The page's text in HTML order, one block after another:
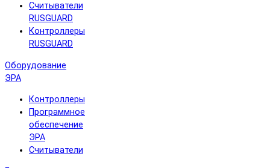
Считыватели
RUSGUARD
Контроллеры
RUSGUARD
Оборудование
ЭРА
Контроллеры
Программное
обеспечение
ЭРА
Считыватели